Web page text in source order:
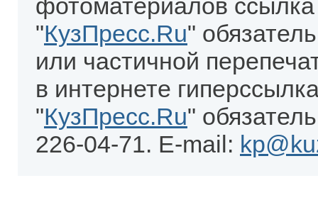
фотоматериалов
"КузПресс.Ru"
или частичной
в интернете
"КузПресс.Ru"
226-04-71. E-mail: